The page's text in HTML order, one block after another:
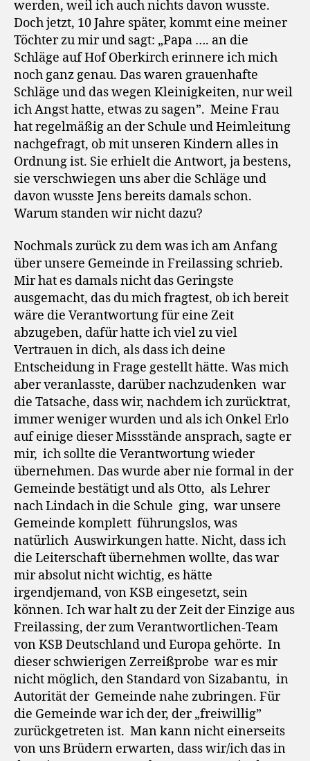
werden, weil ich auch nichts davon wusste.
Doch jetzt, 10 Jahre später, kommt eine meiner
Töchter zu mir und sagt: „Papa …. an die
Schläge auf Hof Oberkirch erinnere ich mich
noch ganz genau. Das waren grauenhafte
Schläge und das wegen Kleinigkeiten, nur weil
ich Angst hatte, etwas zu sagen”. Meine Frau
hat regelmäßig an der Schule und Heimleitung
nachgefragt, ob mit unseren Kindern alles in
Ordnung ist. Sie erhielt die Antwort, ja bestens,
sie verschwiegen uns aber die Schläge und
davon wusste Jens bereits damals schon.
Warum standen wir nicht dazu?
Nochmals zurück zu dem was ich am Anfang
über unsere Gemeinde in Freilassing schrieb.
Mir hat es damals nicht das Geringste
ausgemacht, das du mich fragtest, ob ich bereit
wäre die Verantwortung für eine Zeit
abzugeben, dafür hatte ich viel zu viel
Vertrauen in dich, als dass ich deine
Entscheidung in Frage gestellt hätte. Was mich
aber veranlasste, darüber nachzudenken war
die Tatsache, dass wir, nachdem ich zurücktrat,
immer weniger wurden und als ich Onkel Erlo
auf einige dieser Missstände ansprach, sagte er
mir, ich sollte die Verantwortung wieder
übernehmen. Das wurde aber nie formal in der
Gemeinde bestätigt und als Otto, als Lehrer
nach Lindach in die Schule ging, war unsere
Gemeinde komplett führungslos, was
natürlich Auswirkungen hatte. Nicht, dass ich
die Leiterschaft übernehmen wollte, das war
mir absolut nicht wichtig, es hätte
irgendjemand, von KSB eingesetzt, sein
können. Ich war halt zu der Zeit der Einzige aus
Freilassing, der zum Verantwortlichen-Team
von KSB Deutschland und Europa gehörte. In
dieser schwierigen Zerreißprobe war es mir
nicht möglich, den Standard von Sizabantu, in
Autorität der Gemeinde nahe zubringen. Für
die Gemeinde war ich der, der „freiwillig”
zurückgetreten ist. Man kann nicht einerseits
von uns Brüdern erwarten, dass wir/ich das in